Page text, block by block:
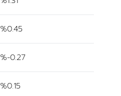
%0.45
%-0.27
%0.15